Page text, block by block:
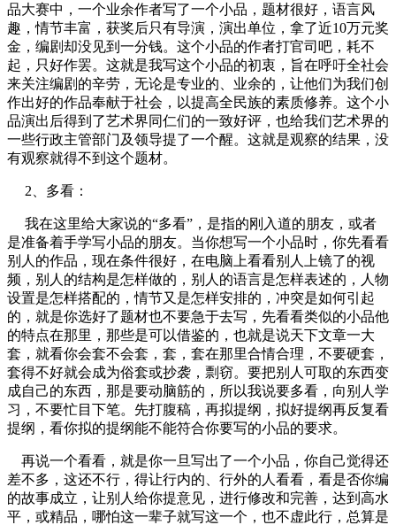
品大赛中，一个业余作者写了一个小品，题材很好，语言风
趣，情节丰富，获奖后只有导演，演出单位，拿了近10万元奖
金，编剧却没见到一分钱。这个小品的作者打官司吧，耗不
起，只好作罢。这就是我写这个小品的初衷，旨在呼吁全社会
来关注编剧的辛劳，无论是专业的、业余的，让他们为我们创
作出好的作品奉献于社会，以提高全民族的素质修养。这个小
品演出后得到了艺术界同仁们的一致好评，也给我们艺术界的
一些行政主管部门及领导提了一个醒。这就是观察的结果，没
有观察就得不到这个题材。
2、多看：
我在这里给大家说的“多看”，是指的刚入道的朋友，或者
是准备着手学写小品的朋友。当你想写一个小品时，你先看看
别人的作品，现在条件很好，在电脑上看看别人上镜了的视
频，别人的结构是怎样做的，别人的语言是怎样表述的，人物
设置是怎样搭配的，情节又是怎样安排的，冲突是如何引起
的，就是你选好了题材也不要急于去写，先看看类似的小品他
的特点在那里，那些是可以借鉴的，也就是说天下文章一大
套，就看你会套不会套，套，套在那里合情合理，不要硬套，
套得不好就会成为俗套或抄袭，剽窃。要把别人可取的东西变
成自己的东西，那是要动脑筋的，所以我说要多看，向别人学
习，不要忙目下笔。先打腹稿，再拟提纲，拟好提纲再反复看
提纲，看你拟的提纲能不能符合你要写的小品的要求。
再说一个看看，就是你一旦写出了一个小品，你自己觉得还
差不多，这还不行，得让行内的、行外的人看看，看是否你编
的故事成立，让别人给你提意见，进行修改和完善，达到高水
平，或精品，哪怕这一辈子就写这一个，也不虚此行，总算是